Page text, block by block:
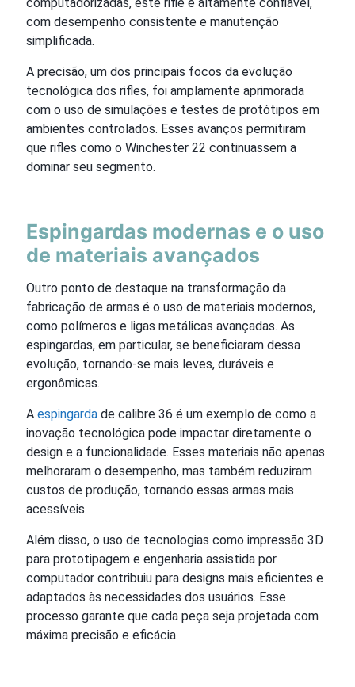
computadorizadas, este rifle é altamente confiável,
com desempenho consistente e manutenção
simplificada.
A precisão, um dos principais focos da evolução
tecnológica dos rifles, foi amplamente aprimorada
com o uso de simulações e testes de protótipos em
ambientes controlados. Esses avanços permitiram
que rifles como o Winchester 22 continuassem a
dominar seu segmento.
Espingardas modernas e o uso
de materiais avançados
Outro ponto de destaque na transformação da
fabricação de armas é o uso de materiais modernos,
como polímeros e ligas metálicas avançadas. As
espingardas, em particular, se beneficiaram dessa
evolução, tornando-se mais leves, duráveis e
ergonômicas.
A espingarda de calibre 36 é um exemplo de como a
inovação tecnológica pode impactar diretamente o
design e a funcionalidade. Esses materiais não apenas
melhoraram o desempenho, mas também reduziram
custos de produção, tornando essas armas mais
acessíveis.
Além disso, o uso de tecnologias como impressão 3D
para prototipagem e engenharia assistida por
computador contribuiu para designs mais eficientes e
adaptados às necessidades dos usuários. Esse
processo garante que cada peça seja projetada com
máxima precisão e eficácia.